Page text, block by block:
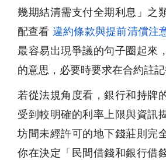
幾期結清需支付全期利息」之
配查看 違約條款與提前清償注
最容易出現爭議的句子圈起來
的意思，必要時要求在合約註記
若從法規角度看，銀行和持牌
受到較明確的利率上限與資訊
坊間未經許可的地下錢莊則完
你在決定「民間借錢和銀行借